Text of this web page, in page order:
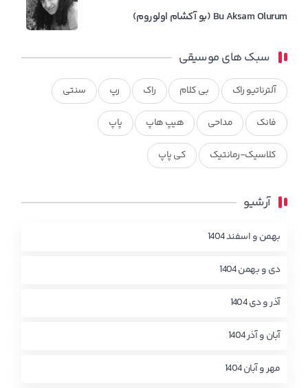
Bu Aksam Olurum (بو آکشام اولوروم)
سبک های موسیقی
آلترناتیو راک بی کلام راک رپ سنتی
فانک مداحی هیپ هاپ پاپ
کلاسیک-رمانتیک کی پاپ
آرشیو
بهمن و اسفند 1404
دی و بهمن 1404
آذر و دی 1404
آبان و آذر 1404
مهر و آبان 1404